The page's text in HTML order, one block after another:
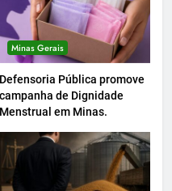
Minas Gerais
Defensoria Pública promove
campanha de Dignidade
Menstrual em Minas.